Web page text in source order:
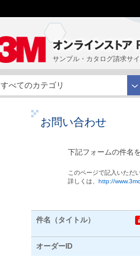
サンプル・カタログ請求サイ
すべてのカテゴリ
お問い合わせ
下記フォームの件名
このページで記入いただ
詳しくは、 http://
件名（タイトル）
オーダーID